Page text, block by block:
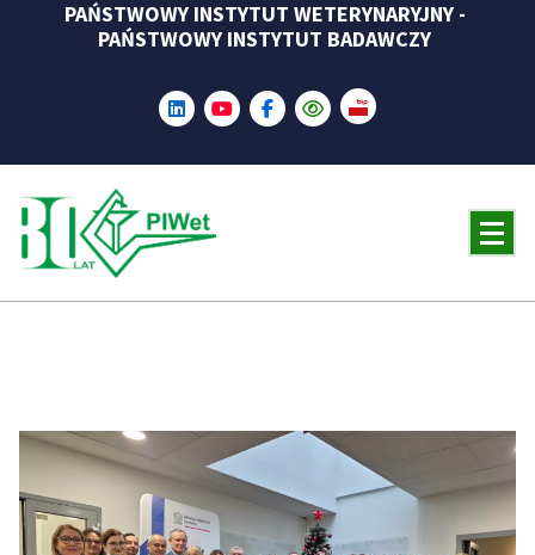
PAŃSTWOWY INSTYTUT WETERYNARYJNY -
PAŃSTWOWY INSTYTUT BADAWCZY